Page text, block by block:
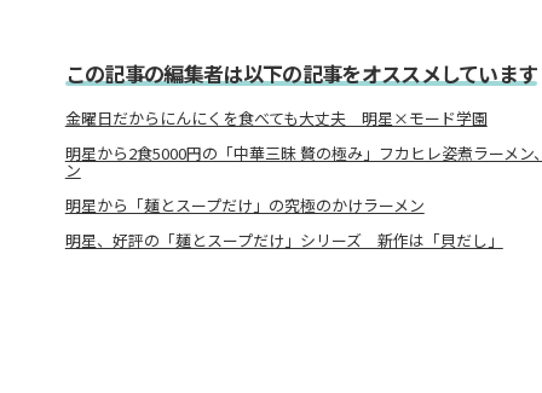
この記事の編集者は以下の記事をオススメしています
金曜日だからにんにくを食べても大丈夫 明星×モード学園
明星から2食5000円の「中華三昧 贅の極み」フカヒレ姿煮ラーメン
ン
明星から「麺とスープだけ」の究極のかけラーメン
明星、好評の「麺とスープだけ」シリーズ 新作は「貝だし」